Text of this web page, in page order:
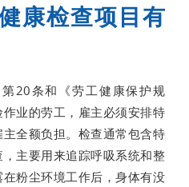
康检查项目有
20条和《劳工健康保护规
业的劳工，雇主必须安排特
全额负担。检查通常包含特
主要用来追踪呼吸系统和整
粉尘环境工作后，身体有没